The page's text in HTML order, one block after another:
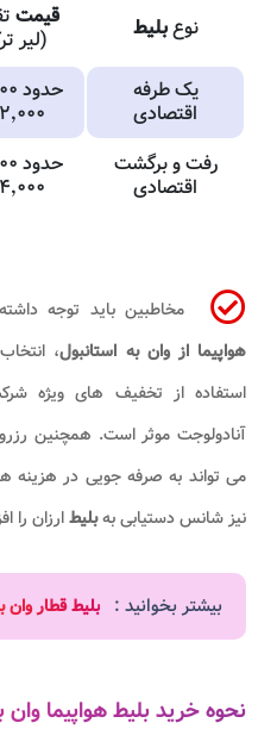
نوعبلیط قیمت
(لیر
یک طرفه
اقتصادی
۲٬۰۰۰ لیر
رفت و برگشت
اقتصادی
۴٬۰۰۰ لیر
مخاطبین باید توجه
هواپیما از وان به استانبول،
استفاده از تخفیف های ویژه
آنادولوجت موثر است. همچنین
می تواند به صرفه جویی در
نیز شانس دستیابی بهبلیطارزان
بیشتر بخوانید : بلیط قطار وان
نحوه خرید بلیط هواپیما وان